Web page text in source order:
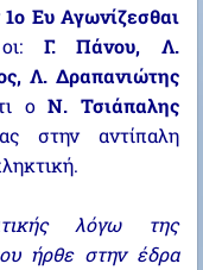
1ο Ευ Αγωνίζεσθαι
Γ. Πάνου, Λ.
Λ. Δραπανιώτης
οΝ. Τσιάπαλης
στην αντίπαλη
λόγω της
ήρθε στην έδρα